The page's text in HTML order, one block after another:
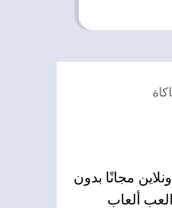
العب لعبة Dragon World اونلاين مجانًا بدون
ألعاب